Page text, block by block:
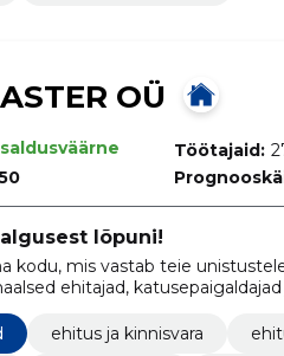
OÜ
Töötajaid:
lõpuni!
kodu, mis vastab teie
ehitajad,
hakkama ka kõige
ehitus ja kinnisvara